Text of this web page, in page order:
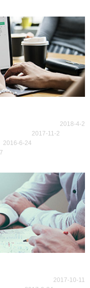
2018-4-2
2017-11-2
2016-6-24
2017-10-11